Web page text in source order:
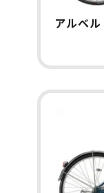
アルベ